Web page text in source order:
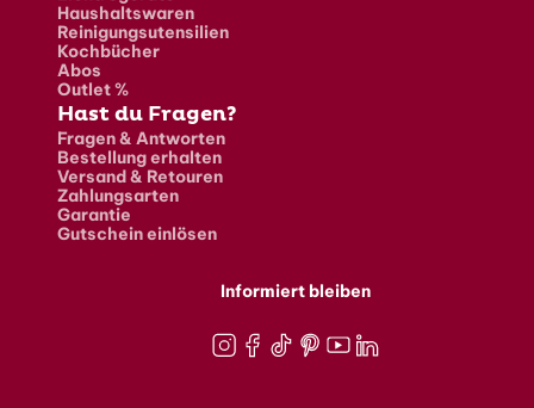
Haushaltswaren
Reinigungsutensilien
Kochbücher
Abos
Outlet %
Hast du Fragen?
Fragen & Antworten
Bestellung erhalten
Versand & Retouren
Zahlungsarten
Garantie
Gutschein einlösen
Informiert bleiben